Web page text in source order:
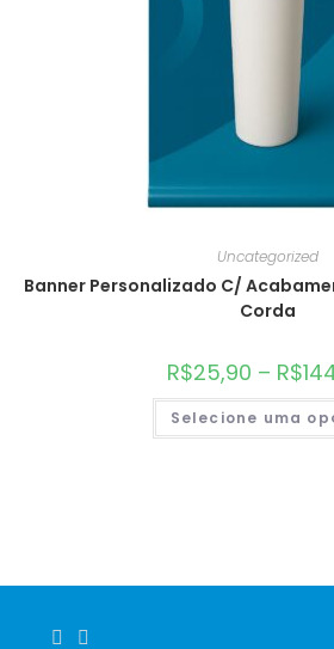
Uncategorized
Banner Personalizado C/
Corda
R$25,90 – R$
Selecione uma